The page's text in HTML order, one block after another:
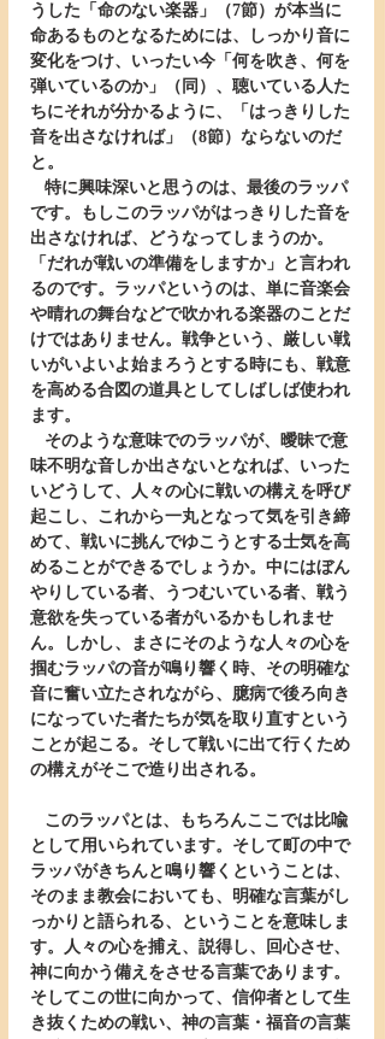
うした「命のない楽器」（7節）が本当に
命あるものとなるためには、しっかり音に
変化をつけ、いったい今「何を吹き、何を
弾いているのか」（同）、聴いている人た
ちにそれが分かるように、「はっきりした
音を出さなければ」（8節）ならないのだ
と。
です。もしこのラッパがはっきりした音を
出さなければ、どうなってしまうのか。
「だれが戦いの準備をしますか」と言われ
るのです。ラッパというのは、単に音楽会
や晴れの舞台などで吹かれる楽器のことだ
けではありません。戦争という、厳しい戦
いがいよいよ始まろうとする時にも、戦意
を高める合図の道具としてしばしば使われ
ます。
味不明な音しか出さないとなれば、いった
いどうして、人々の心に戦いの構えを呼び
起こし、これから一丸となって気を引き締
めて、戦いに挑んでゆこうとする士気を高
めることができるでしょうか。中にはぼん
やりしている者、うつむいている者、戦う
意欲を失っている者がいるかもしれませ
ん。しかし、まさにそのような人々の心を
掴むラッパの音が鳴り響く時、その明確な
音に奮い立たされながら、臆病で後ろ向き
になっていた者たちが気を取り直すという
ことが起こる。そして戦いに出て行くため
の構えがそこで造り出される。
として用いられています。そして町の中で
ラッパがきちんと鳴り響くということは、
そのまま教会においても、明確な言葉がし
っかりと語られる、ということを意味しま
す。人々の心を捕え、説得し、回心させ、
神に向かう備えをさせる言葉であります。
そしてこの世に向かって、信仰者として生
き抜くための戦い、神の言葉・福音の言葉